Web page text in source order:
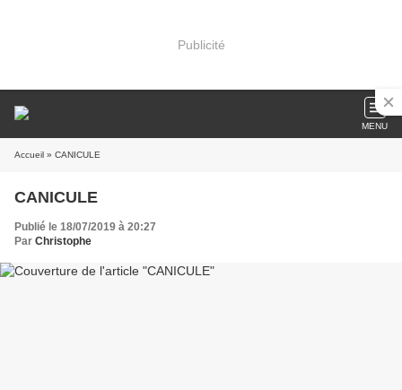
Publicité
MENU
Accueil » CANICULE
CANICULE
Publié le 18/07/2019 à 20:27
Par Christophe